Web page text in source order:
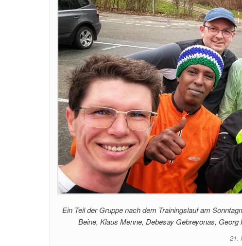
Ein Teil der Gruppe nach dem Trainingslauf am
Beine, Klaus Menne, Debesay Gebreyonas,
21.